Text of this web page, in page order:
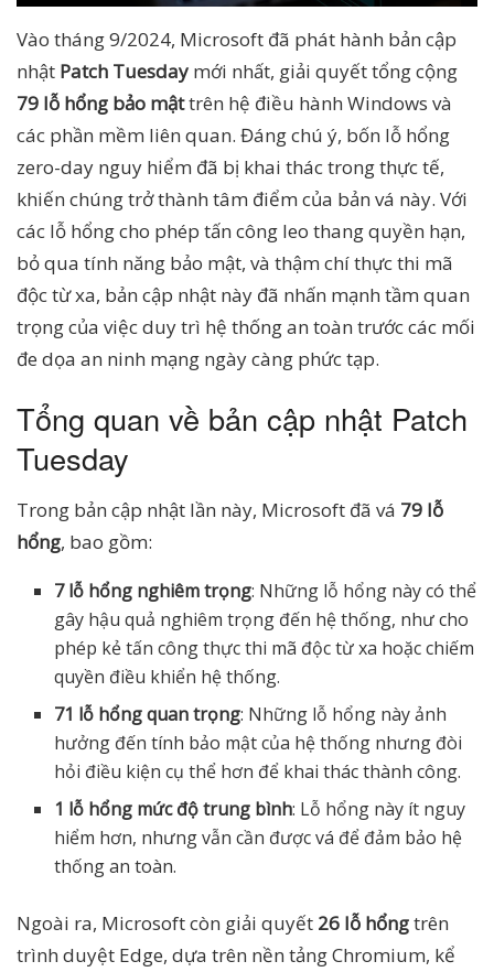
Vào tháng 9/2024, Microsoft đã phát hành bản cập
nhật Patch Tuesday mới nhất, giải quyết tổng cộng
79 lỗ hổng bảo mậttrên hệ điều hành Windows và
các phần mềm liên quan. Đáng chú ý, bốn lỗ hổng
zero-day nguy hiểm đã bị khai thác trong thực tế,
khiến chúng trở thành tâm điểm của bản vá này. Với
các lỗ hổng cho phép tấn công leo thang quyền hạn,
bỏ qua tính năng bảo mật, và thậm chí thực thi mã
độc từ xa, bản cập nhật này đã nhấn mạnh tầm quan
trọng của việc duy trì hệ thống an toàn trước các mối
đe dọa an ninh mạng ngày càng phức tạp.
Tổng quan về bản cập nhật Patch
Tuesday
Trong bản cập nhật lần này, Microsoft đã vá 79 lỗ
hổng, bao gồm:
7 lỗ hổng nghiêm trọng: Những lỗ hổng này có thể
gây hậu quả nghiêm trọng đến hệ thống, như cho
phép kẻ tấn công thực thi mã độc từ xa hoặc chiếm
quyền điều khiển hệ thống.
71 lỗ hổng quan trọng: Những lỗ hổng này ảnh
hưởng đến tính bảo mật của hệ thống nhưng đòi
hỏi điều kiện cụ thể hơn để khai thác thành công.
1 lỗ hổng mức độ trung bình: Lỗ hổng này ít nguy
hiểm hơn, nhưng vẫn cần được vá để đảm bảo hệ
thống an toàn.
Ngoài ra, Microsoft còn giải quyết 26 lỗ hổngtrên
trình duyệt Edge, dựa trên nền tảng Chromium, kể